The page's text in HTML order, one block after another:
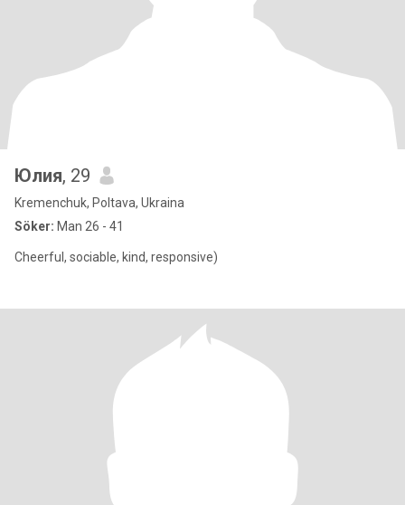
Юлия, 29
Kremenchuk, Poltava, Ukraina
Söker: Man 26 - 41
Cheerful, sociable, kind, responsive)